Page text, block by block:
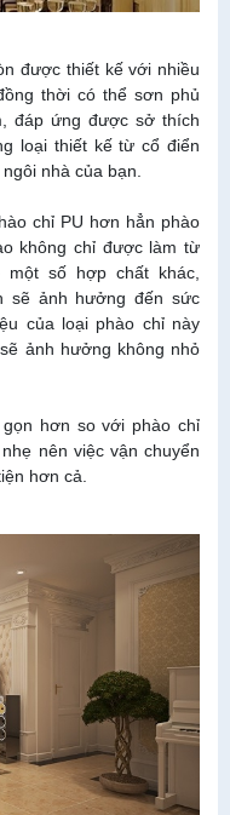
được thiết kế với nhiều
thời có thể sơn phủ
đáp ứng được sở thích
loại thiết kế từ cổ điển
nhà của bạn.
chỉ PU hơn hẳn phào
không chỉ được làm từ
số hợp chất khác,
sẽ ảnh hưởng đến sức
của loại phào chỉ này
ảnh hưởng không nhỏ
hơn so với phào chỉ
nên việc vận chuyển
hơn cả.